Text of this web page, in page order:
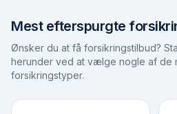
Mest efterspurgte
Ønsker du at få forsikringstilbud?
herunder ved at vælge nogle af de
forsikringstyper.